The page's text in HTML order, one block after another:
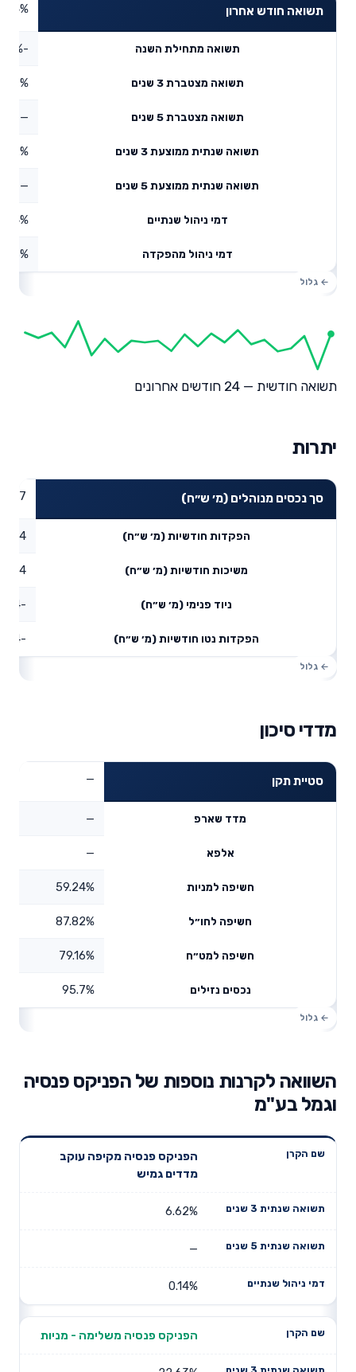
תשואה חודש אחרון
תשואה מתחילת השנה -1.12%
תשואה מצטברת 3 שנים
תשואה מצטברת 5 שנים —
תשואה שנתית ממוצעת 3 שנים
תשואה שנתית ממוצעת 5 שנים —
דמי ניהול שנתיים 0.14%
דמי ניהול מהפקדה
תשואה חודשית — 24 חודשים אחרונים
יתרות
סך נכסים מנוהלים (מ׳ ש״ח)
הפקדות חודשיות (מ׳ ש״ח) 0.94
משיכות חודשיות (מ׳ ש״ח) 0.14
ניוד פנימי (מ׳ ש״ח) -1.44
הפקדות נטו חודשיות (מ׳ ש״ח) -0.64
מדדי סיכון
סטיית תקן —
מדד שארפ —
אלפא —
חשיפה למניות 59.24%
חשיפה לחו״ל 87.82%
חשיפה למט״ח 79.16%
נכסים נזילים 95.7%
השוואה לקרנות נוספות של הפניקס פנסיה
וגמל בע"מ
שנתית 3
תשואה
דמי ניהול
הפניקס פנסיה מקיפה עוקב
מדדים גמיש
6.62%
—
0.14%
הפניקס פנסיה משלימה - מניות